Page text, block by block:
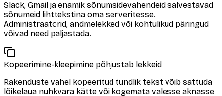
Slack, Gmail ja enamik sõnumsidevahendeid salvestavad
sõnumeid lihttekstina oma serveritesse.
Administraatorid, andmelekked või kohtulikud päringud
võivad need paljastada.
Kopeerimine-kleepimine põhjustab lekkeid
Rakenduste vahel kopeeritud tundlik tekst võib sattuda
lõikelaua nuhkvara kätte või kogemata valesse aknasse